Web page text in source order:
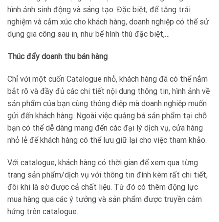
hình ảnh sinh động và sáng tạo. Đặc biệt, để tăng trải
nghiệm và cảm xúc cho khách hàng, doanh nghiệp có thể sử
dụng gia công sau in, như bế hình thù đặc biệt,…
Thúc đẩy doanh thu bán hàng
Chỉ với một cuốn Catalogue nhỏ, khách hàng đã có thể nắm
bắt rõ và đầy đủ các chi tiết nội dung thông tin, hình ảnh về
sản phẩm của bạn cùng thông điệp mà doanh nghiệp muốn
gửi đến khách hàng. Ngoài việc quảng bá sản phẩm tại chỗ
bạn có thể dễ dàng mang đến các đại lý dịch vụ, cửa hàng
nhỏ lẻ để khách hàng có thể lưu giữ lại cho việc tham khảo.
Với catalogue, khách hàng có thời gian để xem qua từng
trang sản phẩm/dịch vụ với thông tin đính kèm rất chi tiết,
đôi khi là sờ được cả chất liệu. Từ đó có thêm động lực
mua hàng qua các ý tưởng và sản phẩm được truyền cảm
hứng trên catalogue.